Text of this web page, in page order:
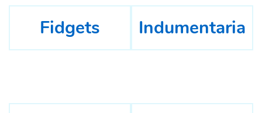
Fidgets Indumentaria